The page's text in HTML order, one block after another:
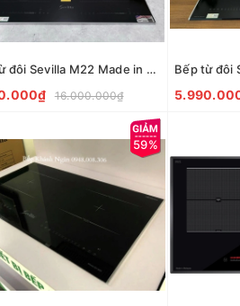
Bếp từ đôi Sevilla M22 Made in Malaysia
16.000.000₫
59%